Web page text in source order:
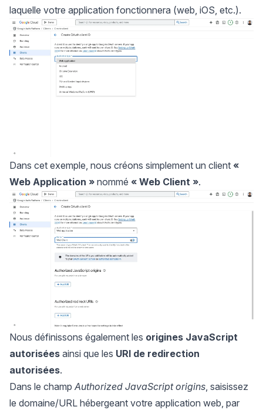
laquelle votre application fonctionnera (web, iOS, etc.).
Dans cet exemple, nous créons simplement un client «
Web Application » nommé « Web Client ».
Nous définissons également les origines JavaScript
autorisées ainsi que les URI de redirection
autorisées.
Dans le champ Authorized JavaScript origins, saisissez
le domaine/URL hébergeant votre application web, par